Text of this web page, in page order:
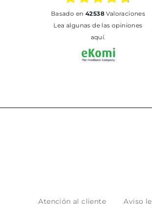
basado en 42538Valoraciones
Lea algunas de las opiniones
aquí.
me ha dejado recoger
Atención al cliente Aviso